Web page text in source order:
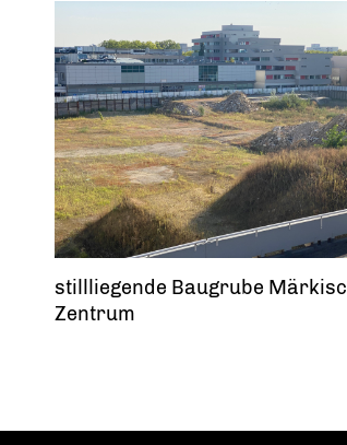
stillliegende Baugrube
Zentrum